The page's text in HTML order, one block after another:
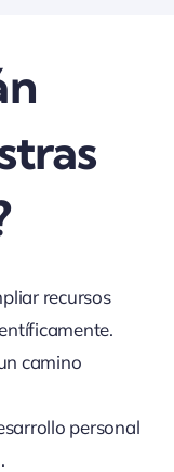
recursos
camino
personal